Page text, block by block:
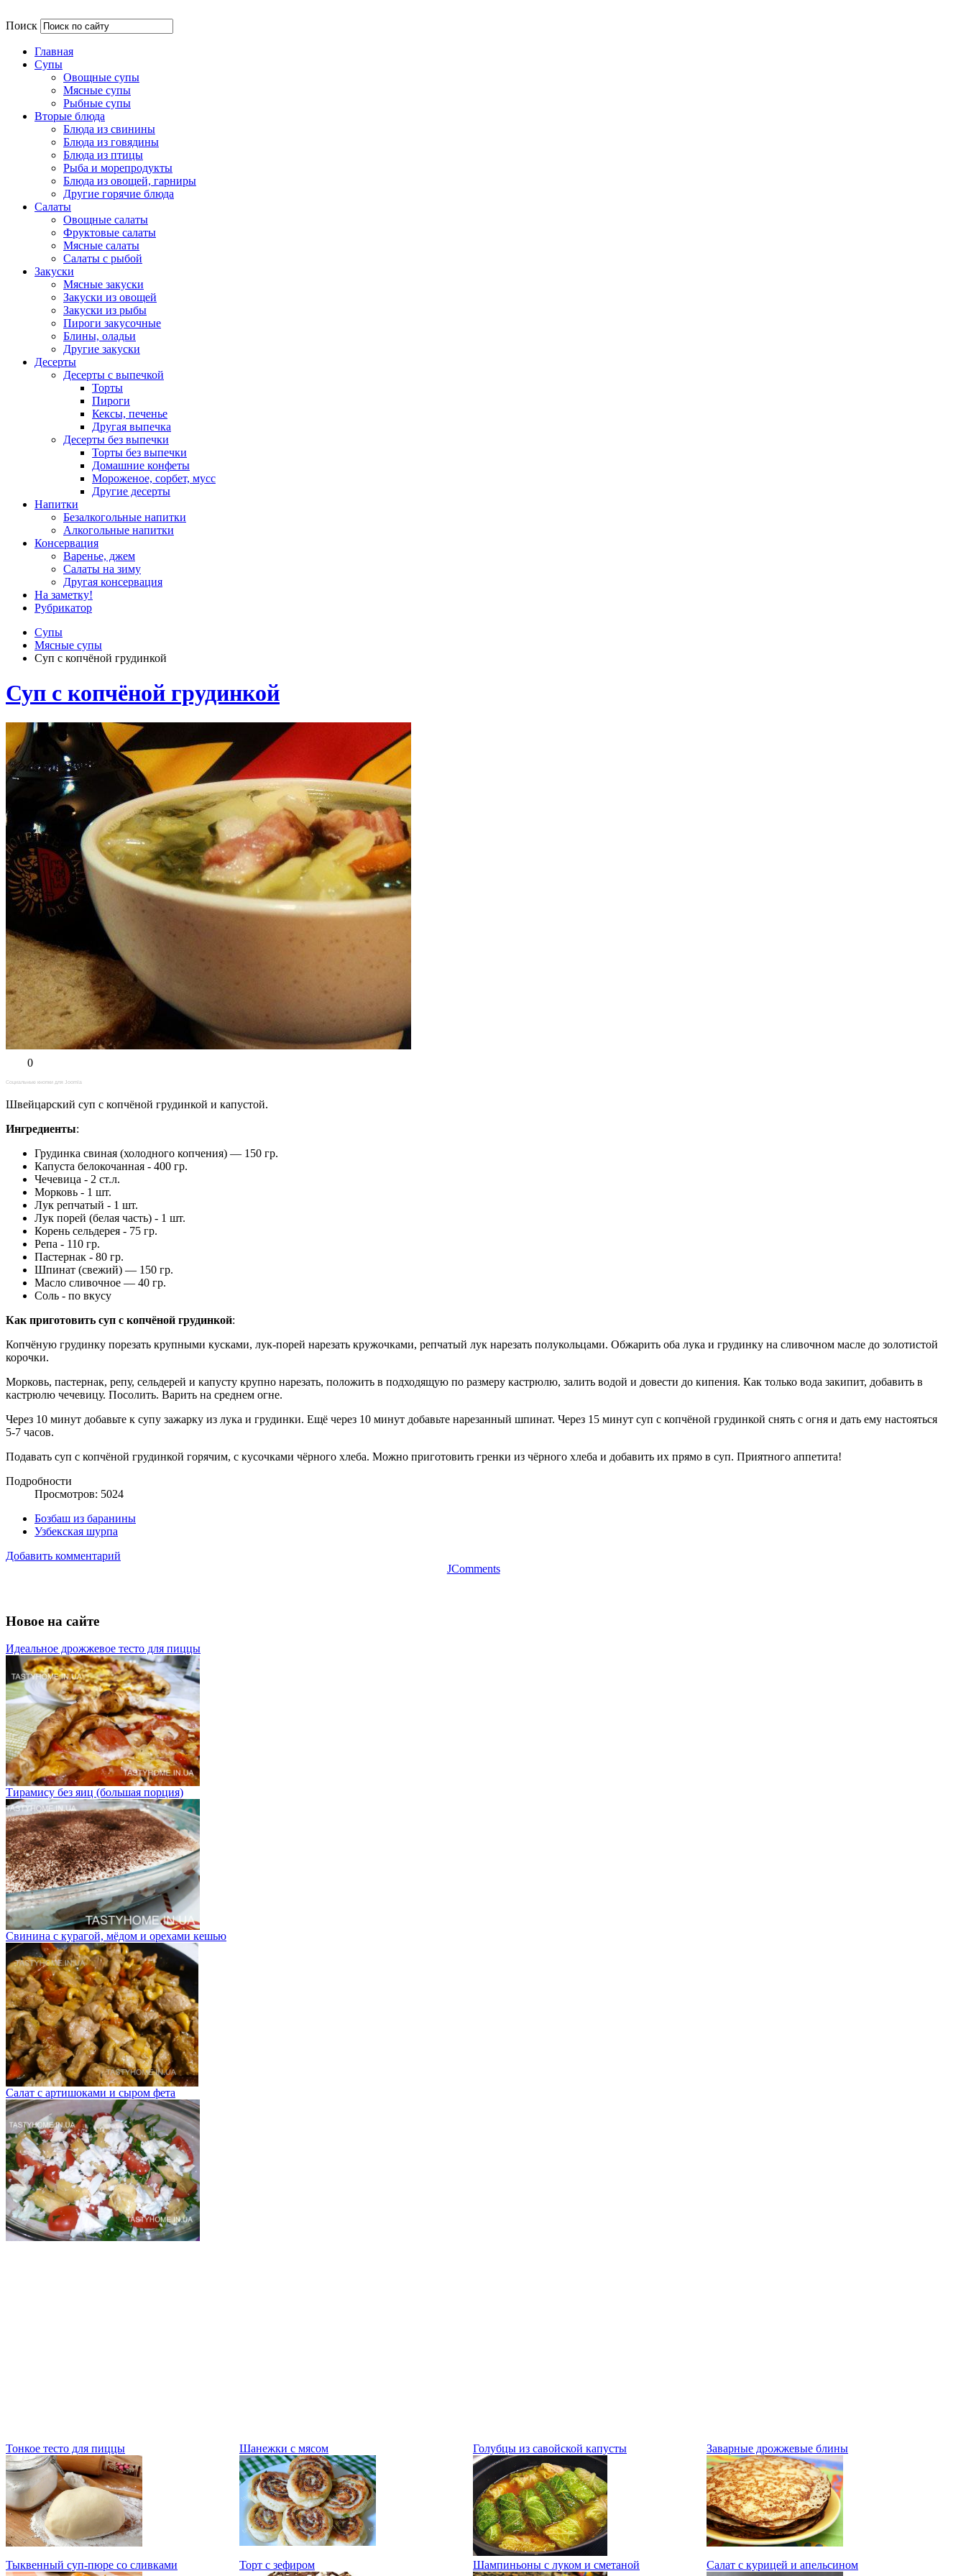
Поиск
Главная
Супы
Овощные супы
Мясные супы
Рыбные супы
Вторые блюда
Блюда из свинины
Блюда из говядины
Блюда из птицы
Рыба и морепродукты
Блюда из овощей, гарниры
Другие горячие блюда
Салаты
Овощные салаты
Фруктовые салаты
Мясные салаты
Салаты с рыбой
Закуски
Мясные закуски
Закуски из овощей
Закуски из рыбы
Пироги закусочные
Блины, оладьи
Другие закуски
Десерты
Десерты с выпечкой
Торты
Пироги
Кексы, печенье
Другая выпечка
Десерты без выпечки
Торты без выпечки
Домашние конфеты
Мороженое, сорбет, мусс
Другие десерты
Напитки
Безалкогольные напитки
Алкогольные напитки
Консервация
Варенье, джем
Салаты на зиму
Другая консервация
На заметку!
Рубрикатор
Супы
Мясные супы
Суп с копчёной грудинкой
Суп с копчёной грудинкой
0
Социальные кнопки для Joomla
Швейцарский суп с копчёной грудинкой и капустой.
Ингредиенты:
Грудинка свиная (холодного копчения) — 150 гр.
Капуста белокочанная - 400 гр.
Чечевица - 2 ст.л.
Морковь - 1 шт.
Лук репчатый - 1 шт.
Лук порей (белая часть) - 1 шт.
Корень сельдерея - 75 гр.
Репа - 110 гр.
Пастернак - 80 гр.
Шпинат (свежий) — 150 гр.
Масло сливочное — 40 гр.
Соль - по вкусу
Как приготовить суп с копчёной грудинкой:
Копчёную грудинку порезать крупными кусками, лук-порей нарезать кружочками, репчатый лук нарезать полукольцами. Обжарить оба лука и грудинку на сливочном масле до золотистой
корочки.
Морковь, пастернак, репу, сельдерей и капусту крупно нарезать, положить в подходящую по размеру кастрюлю, залить водой и довести до кипения. Как только вода закипит, добавить в
кастрюлю чечевицу. Посолить. Варить на среднем огне.
Через 10 минут добавьте к супу зажарку из лука и грудинки. Ещё через 10 минут добавьте нарезанный шпинат. Через 15 минут суп с копчёной грудинкой снять с огня и дать ему настояться
5-7 часов.
Подавать суп с копчёной грудинкой горячим, с кусочками чёрного хлеба. Можно приготовить гренки из чёрного хлеба и добавить их прямо в суп. Приятного аппетита!
Подробности
Просмотров: 5024
Бозбаш из баранины
Узбекская шурпа
Добавить комментарий
JComments
Новое на сайте
Идеальное дрожжевое тесто для пиццы
Тирамису без яиц (большая порция)
Свинина с курагой, мёдом и орехами кешью
Салат с артишоками и сыром фета
Тонкое тесто для пиццы Шанежки с мясом Голубцы из савойской капусты Заварные дрожжевые блины
Тыквенный суп-пюре со сливками Торт с зефиром Шампиньоны с луком и сметаной Салат с курицей и апельсином